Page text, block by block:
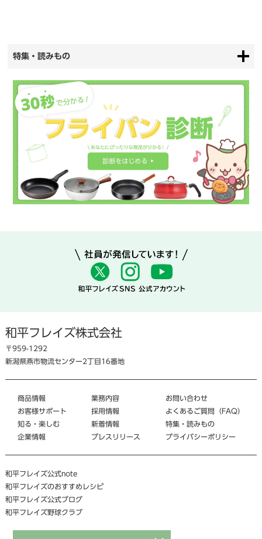
特集・読みもの
和平フレイズ株式会社
〒959-1292
新潟県燕市物流センター2丁目16番地
商品情報
お客様サポート
知る・楽しむ
企業情報
業務内容
採用情報
新着情報
プレスリリース
お問い合わせ
よくあるご質問（FAQ）
特集・読みもの
プライバシーポリシー
和平フレイズ公式note
和平フレイズのおすすめレシピ
和平フレイズ公式ブログ
和平フレイズ野球クラブ